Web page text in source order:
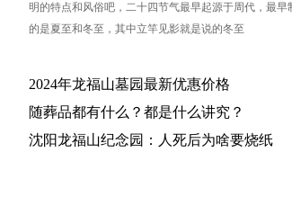
明的特点和风俗吧，二十四节气最早起源于周代，最早
的是夏至和冬至，其中立竿见影就是说的冬至
2024年龙福山墓园最新优惠价格
随葬品都有什么？都是什么讲究？
沈阳龙福山纪念园：人死后为啥要烧纸